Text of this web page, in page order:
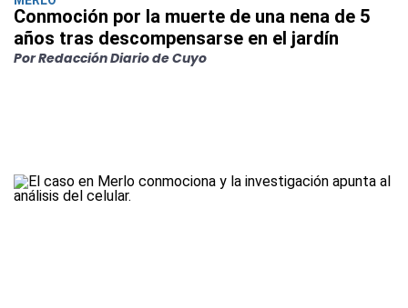
Conmoción por la muerte de una nena de 5
años tras descompensarse en el jardín
Por Redacción Diario de Cuyo